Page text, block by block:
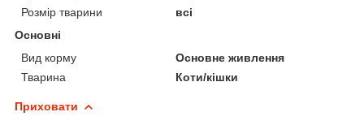
Розмір тварини
всі
Основні
Вид корму
Основне живлення
Тварина
Коти/кішки
Приховати